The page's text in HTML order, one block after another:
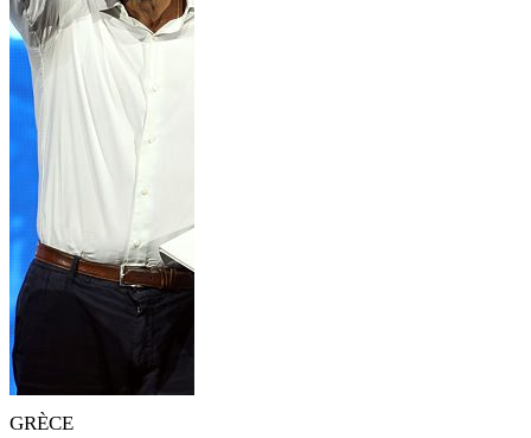
GRÈCE